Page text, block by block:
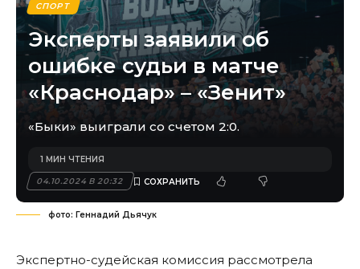
СПОРТ
Эксперты заявили об
ошибке судьи в матче
«Краснодар» – «Зенит»
«Быки» выиграли со счетом 2:0.
04.10.2024 В 20:32
1 МИН ЧТЕНИЯ
фото: Геннадий Дьячук
Экспертно-судейская комиссия рассмотрела